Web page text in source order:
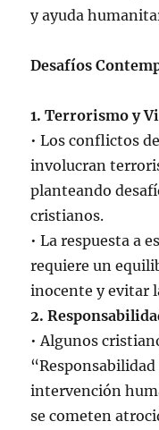
y ayuda
Desafíos
1. Terrorismo y
• Los conflictos
involucran
planteando
cristianos.
• La respuesta a
requiere un
inocente y evitar
2.
• Algunos
intervención
se cometen